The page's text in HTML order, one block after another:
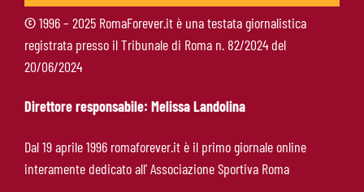
Calciomercato Roma, scout a Praga per
Fofana: il prezzo fissato dal Lione
©1996 – 2025 RomaForever.it è una testata giornalistica
registrata presso il Tribunale di Roma n. 82/2024 del
20/06/2024
Direttore responsabile: Melissa Landolina
Dal 19 aprile 1996 romaforever.it è il primo giornale online
interamente dedicato all’ Associazione Sportiva Roma